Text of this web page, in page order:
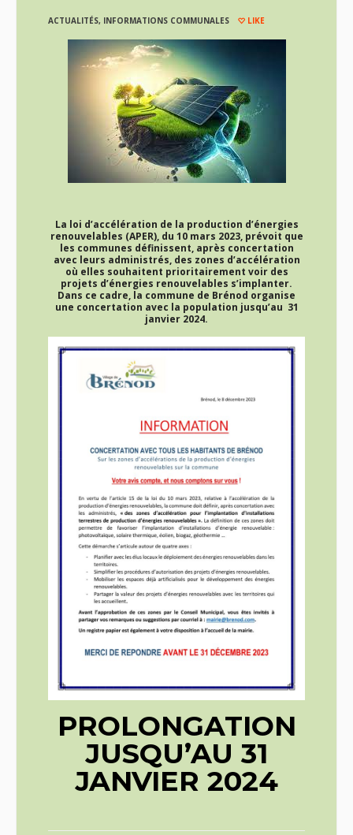
ACTUALITÉS, INFORMATIONS COMMUNALES LIKE
La loi d’accélération de la production d’énergies
renouvelables (APER), du 10 mars 2023, prévoit que
les communes définissent, après concertation
avec leurs administrés, des zones d’accélération
où elles souhaitent prioritairement voir des
projets d’énergies renouvelables s’implanter.
Dans ce cadre, la commune de Brénod organise
une concertation avec la population jusqu’au 31
janvier 2024.
PROLONGATION
JUSQU’AU 31
JANVIER 2024